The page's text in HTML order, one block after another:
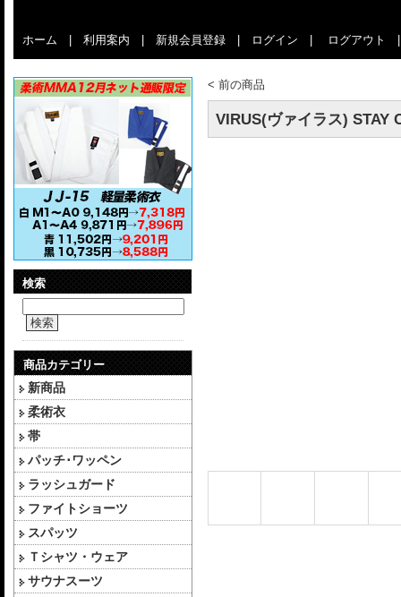
ホーム 利用案内 新規会員登録 ログイン ログアウト
検索
検索
商品カテゴリー
新商品
柔術衣
帯
パッチ･ワッペン
ラッシュガード
ファイトショーツ
スパッツ
Ｔシャツ・ウェア
サウナスーツ
< 前の商品
VIRUS(ヴァイラス) STAY